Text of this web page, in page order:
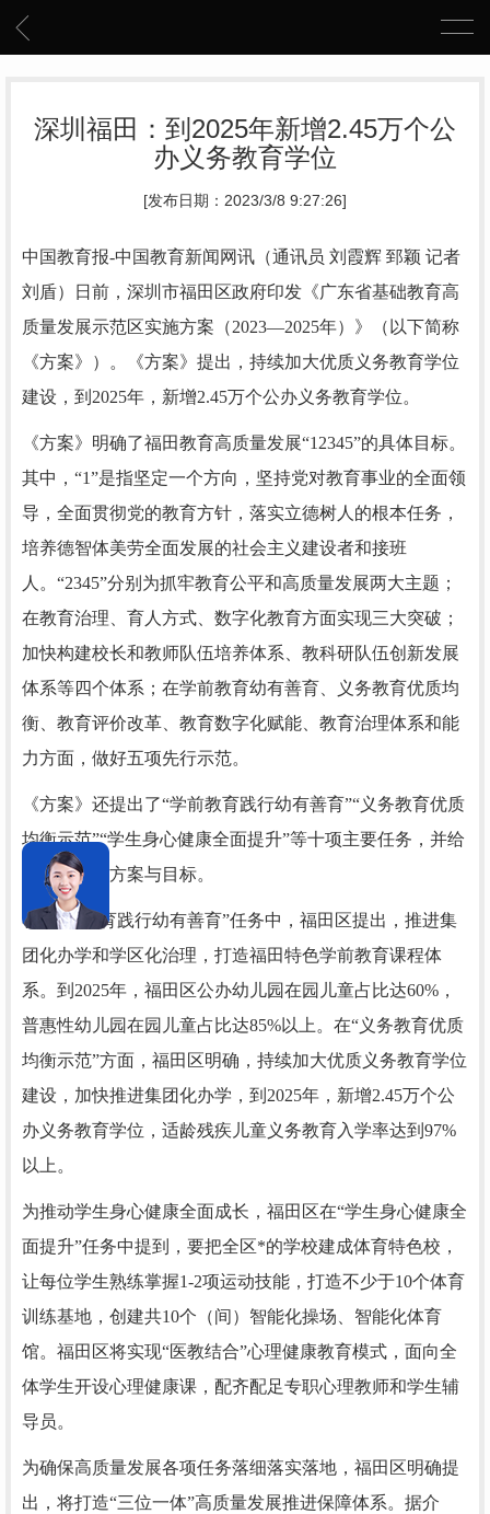
深圳福田：到2025年新增2.45万个公
办义务教育学位
[发布日期：2023/3/8 9:27:26]
中国教育报-中国教育新闻网讯（通讯员 刘霞辉 郅颖 记者
刘盾）日前，深圳市福田区政府印发《广东省基础教育高
质量发展示范区实施方案（2023—2025年）》（以下简称
《方案》）。《方案》提出，持续加大优质义务教育学位
建设，到2025年，新增2.45万个公办义务教育学位。
《方案》明确了福田教育高质量发展“12345”的具体目标。
其中，“1”是指坚定一个方向，坚持党对教育事业的全面领
导，全面贯彻党的教育方针，落实立德树人的根本任务，
培养德智体美劳全面发展的社会主义建设者和接班
人。“2345”分别为抓牢教育公平和高质量发展两大主题；
在教育治理、育人方式、数字化教育方面实现三大突破；
加快构建校长和教师队伍培养体系、教科研队伍创新发展
体系等四个体系；在学前教育幼有善育、义务教育优质均
衡、教育评价改革、教育数字化赋能、教育治理体系和能
力方面，做好五项先行示范。
《方案》还提出了“学前教育践行幼有善育”“义务教育优质
均衡示范”“学生身心健康全面提升”等十项主要任务，并给
出具体行动方案与目标。
在“学前教育践行幼有善育”任务中，福田区提出，推进集
团化办学和学区化治理，打造福田特色学前教育课程体
系。到2025年，福田区公办幼儿园在园儿童占比达60%，
普惠性幼儿园在园儿童占比达85%以上。在“义务教育优质
均衡示范”方面，福田区明确，持续加大优质义务教育学位
建设，加快推进集团化办学，到2025年，新增2.45万个公
办义务教育学位，适龄残疾儿童义务教育入学率达到97%
以上。
为推动学生身心健康全面成长，福田区在“学生身心健康全
面提升”任务中提到，要把全区*的学校建成体育特色校，
让每位学生熟练掌握1-2项运动技能，打造不少于10个体育
训练基地，创建共10个（间）智能化操场、智能化体育
馆。福田区将实现“医教结合”心理健康教育模式，面向全
体学生开设心理健康课，配齐配足专职心理教师和学生辅
导员。
为确保高质量发展各项任务落细落实落地，福田区明确提
出，将打造“三位一体”高质量发展推进保障体系。据介